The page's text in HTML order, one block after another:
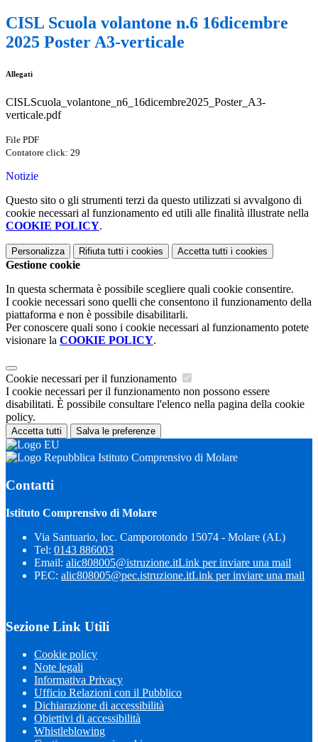
CISL Scuola volantone n.6 16dicembre
2025 Poster A3-verticale
Allegati
CISLScuola_volantone_n6_16dicembre2025_Poster_A3-
verticale.pdf
File PDF
Contatore click: 29
Notizie
Questo sito o gli strumenti terzi da questo utilizzati si avvalgono di
cookie necessari al funzionamento ed utili alle finalità illustrate nella
COOKIE POLICY.
Personalizza Rifiuta tutti i cookies Accetta tutti i cookies
Gestione cookie
In questa schermata è possibile scegliere quali cookie consentire.
I cookie necessari sono quelli che consentono il funzionamento della
piattaforma e non è possibile disabilitarli.
Per conoscere quali sono i cookie necessari al funzionamento potete
visionare la COOKIE POLICY.
Cookie necessari per il funzionamento
I cookie necessari per il funzionamento non possono essere
disabilitati. È possibile consultare l'elenco nella pagina della cookie
policy.
Accetta tutti Salva le preferenze
Istituto Comprensivo di Molare
Contatti
Istituto Comprensivo di Molare
Via Santuario, loc. Camporotondo 15074 - Molare (AL)
Tel: 0143 886003
Email: alic808005@istruzione.itLink per inviare una mail
PEC: alic808005@pec.istruzione.itLink per inviare una mail
Sezione Link Utili
Cookie policy
Note legali
Informativa Privacy
Ufficio Relazioni con il Pubblico
Dichiarazione di accessibilità
Obiettivi di accessibilità
Whistleblowing